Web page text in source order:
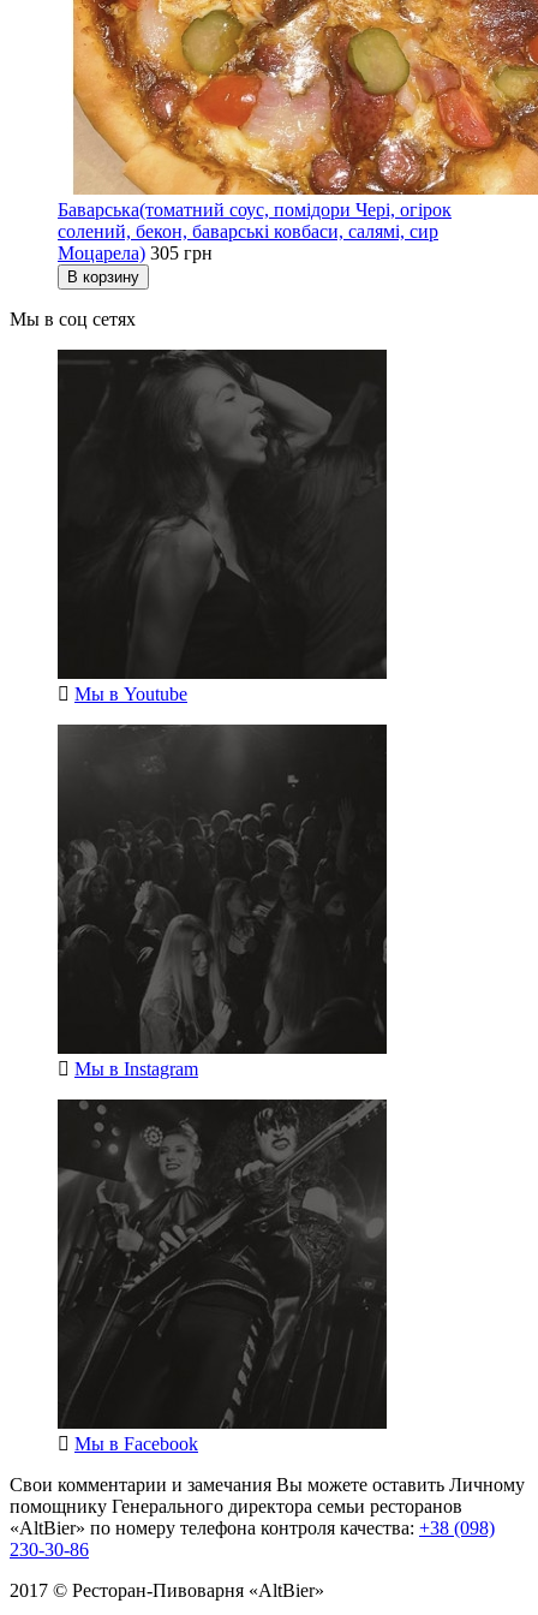
Баварська(томатний соус, помідори Чері, огірок
солений, бекон, баварські ковбаси, салямі, сир
Моцарела) 305 грн
В корзину
Мы в соц сетях
Мы в Youtube
Мы в Instagram
Мы в Facebook
Свои комментарии и замечания Вы можете оставить Личному
помощнику Генерального директора семьи ресторанов
«AltBier» по номеру телефона контроля качества: +38 (098)
230-30-86
2017 © Ресторан-Пивоварня «AltBier»